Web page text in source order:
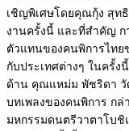
เชิญพิเศษโดยคุณกุ้ง สุท
งานครั้งนี้ และที่สำคัญ ก
ตัวแทนของคนพิการไทย
กับประเทศต่างๆ ในครั้ง
ด้าน คุณแหม่ม พัชริดา
บทเพลงของคนพิการ กล่
มหกรรมดนตรีวาตาโบชิ